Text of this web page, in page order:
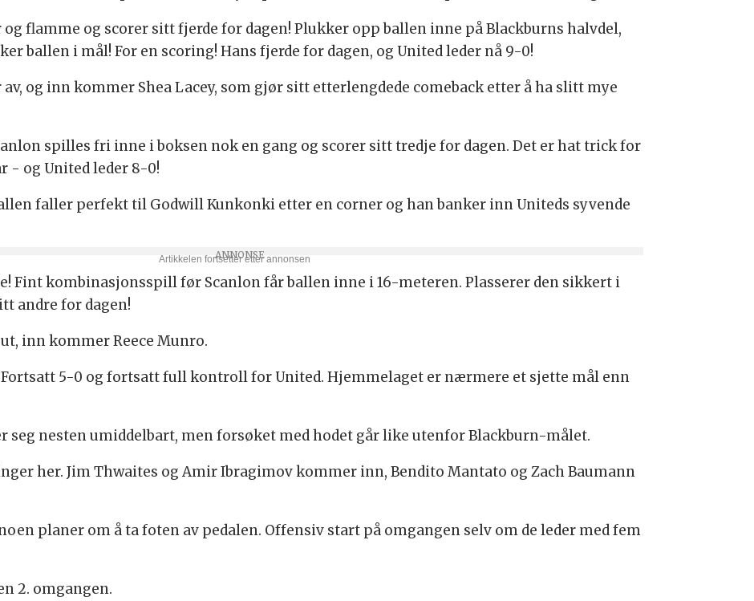
og flamme og scorer sitt fjerde for dagen! Plukker opp ballen inne på Blackburns halvdel,
ballen i mål! For en scoring! Hans fjerde for dagen, og United leder nå 9-0!
av, og inn kommer Shea Lacey, som gjør sitt etterlengdede comeback etter å ha slitt mye
spilles fri inne i boksen nok en gang og scorer sitt tredje for dagen. Det er hat trick for
- og United leder 8-0!
faller perfekt til Godwill Kunkonki etter en corner og han banker inn Uniteds syvende
Fint kombinasjonsspill før Scanlon får ballen inne i 16-meteren. Plasserer den sikkert i
andre for dagen!
inn kommer Reece Munro.
5-0 og fortsatt full kontroll for United. Hjemmelaget er nærmere et sjette mål enn
seg nesten umiddelbart, men forsøket med hodet går like utenfor Blackburn-målet.
her. Jim Thwaites og Amir Ibragimov kommer inn, Bendito Mantato og Zach Baumann
planer om å ta foten av pedalen. Offensiv start på omgangen selv om de leder med fem
2. omgangen.